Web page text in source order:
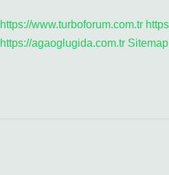
https://www.turboforum.com.tr
https://agaoglugida.com.tr Sitemap